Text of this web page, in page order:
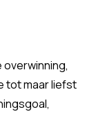
overwinning,
tot maar liefst